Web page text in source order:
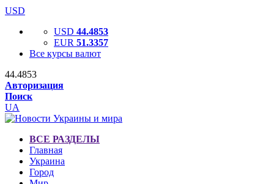
USD
USD 44.4853
EUR 51.3357
Все курсы валют
44.4853
Авторизация
Поиск
UA
ВСЕ РАЗДЕЛЫ
Главная
Украина
Город